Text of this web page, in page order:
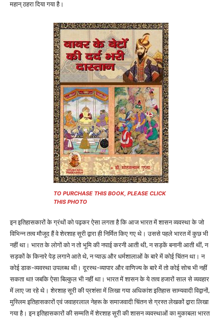
महान् ठहरा दिया गया है।
TO PURCHASE THIS BOOK, PLEASE CLICK
THIS PHOTO
इन इतिहासकारों के ग्रंथों को पढ़कर ऐसा लगता है कि आज भारत में शासन व्यवस्था के जो
विभिन्न तत्व मौजूद हैं वे शेरशाह सूरी द्वारा ही निर्मित किए गए थे। उससे पहले भारत में कुछ भी
नहीं था। भारत के लोगों को न तो भूमि की नपाई करनी आती थी, न सड़कें बनानी आती थीं, न
सड़कों के किनारे पेड़ लगाने आते थे, न प्याऊ और धर्मशालाओं के बारे में कोई चिंतन था। न
कोई डाक-व्यवस्था उपलब्ध थी। दूरस्थ-व्यापार और वाणिज्य के बारे में तो कोई सोच भी नहीं
सकता था! जबकि ऐसा बिल्कुल भी नहीं था। भारत में शासन के ये तत्व हजारों साल से व्यवहार
में लाए जा रहे थे। शेरशाह सूरी की प्रशंसा में लिखा गया अधिकांश इतिहास साम्यवादी विद्वानों,
मुस्लिम इतिहासकारों एवं जवाहरलाल नेहरू के समाजवादी चिंतन से ग्रस्त लेखकों द्वारा लिखा
गया है। इन इतिहासकारों की सम्मति में शेरशाह सूरी की शासन व्यवस्थाओं का मुकाबला भारत